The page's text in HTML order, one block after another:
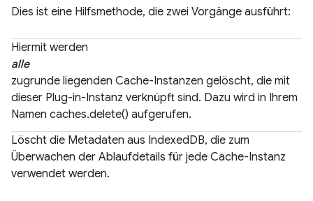
Dies ist eine Hilfsmethode, die zwei Vorgänge ausführt:
Hiermit werden
alle
zugrunde liegenden Cache-Instanzen gelöscht, die mit
dieser Plug-in-Instanz verknüpft sind. Dazu wird in Ihrem
Namen caches.delete() aufgerufen.
Löscht die Metadaten aus IndexedDB, die zum
Überwachen der Ablaufdetails für jede Cache-Instanz
verwendet werden.